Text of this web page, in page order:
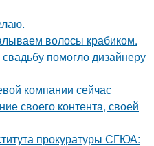
волосы крабиком.
помогло дизайнеру
компании сейчас
своего контента, своей
прокуратуры СГЮА: